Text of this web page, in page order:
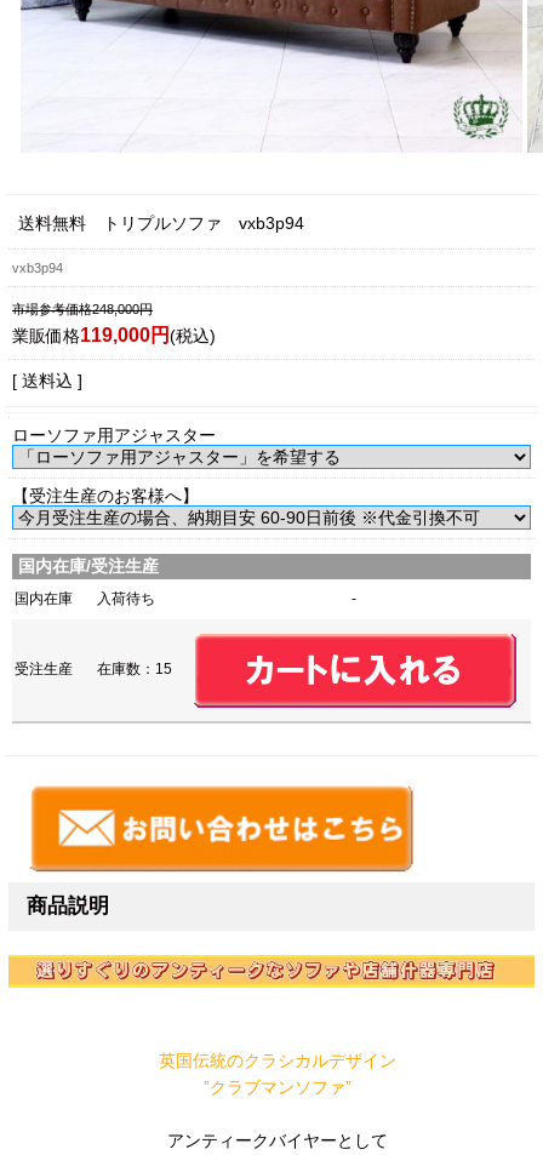
送料無料 トリプルソファ vxb3p94
vxb3p94
市場参考価格248,000円
業販価格119,000円(税込)
[ 送料込 ]
ローソファ用アジャスター
【受注生産のお客様へ】
国内在庫/受注生産
国内在庫 入荷待ち -
受注生産 在庫数：15
商品説明
英国伝統のクラシカルデザイン
”クラブマンソファ”
アンティークバイヤーとして